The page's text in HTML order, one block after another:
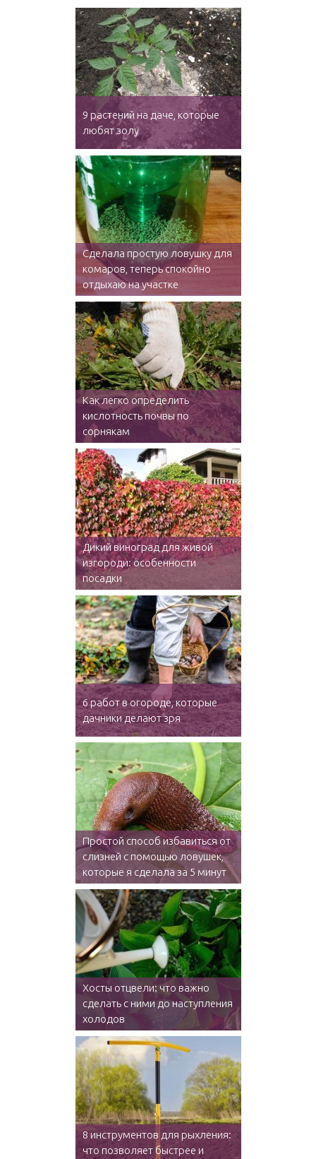
9 растений на даче, которые
любят золу
Сделала простую ловушку для
комаров, теперь спокойно
отдыхаю на участке
Как легко определить
кислотность почвы по
сорнякам
Дикий виноград для живой
изгороди: особенности
посадки
6 работ в огороде, которые
дачники делают зря
Простой способ избавиться от
слизней с помощью ловушек,
которые я сделала за 5 минут
Хосты отцвели: что важно
сделать с ними до наступления
холодов
8 инструментов для рыхления:
что позволяет быстрее и